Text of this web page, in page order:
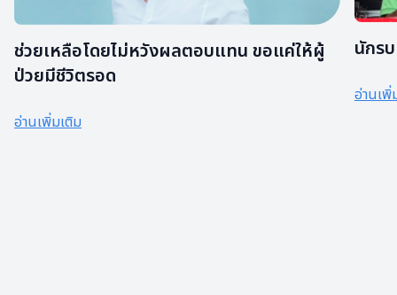
ช่วยเหลือโดยไม่หวังผลตอบแทน ขอแค่ให้ผู้
ป่วยมีชีวิตรอด
อ่านเพิ่มเติม
นักร
อ่านเพิ่